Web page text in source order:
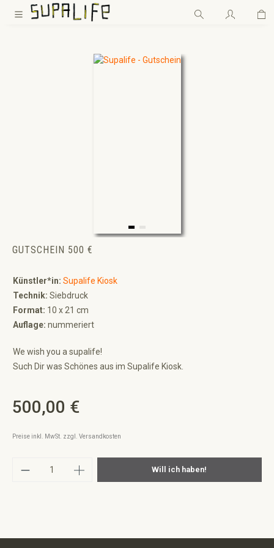
Zum Hauptinhalt springen
GUTSCHEIN 500 €
Künstler*in: Supalife Kiosk
Technik: Siebdruck
Format: 10 x 21 cm
Auflage: nummeriert
We wish you a supalife!
Such Dir was Schönes aus im Supalife Kiosk.
Regulärer Preis:
500,00 €
Preise inkl. MwSt. zzgl. Versandkosten
Produkt Anzahl: Gib den gewünschten
Will ich haben!